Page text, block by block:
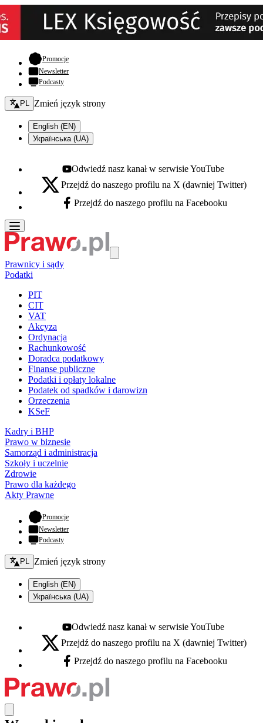
Promocje- otwiera się w nowej karcie
Newsletter
Podcasty
Zmień język - bieżący:
PL Zmień język strony
English (EN)
Українська (UA)
Youtube - otwiera się w nowej karcie
Odwiedź nasz kanał w serwisie YouTube
X - otwiera się w nowej karcie
Przejdź do naszego profilu na X (dawniej Twitter)
Facebook - otwiera się w nowej karcie
Przejdź do naszego profilu na Facebooku
Prawnicy i sądy
Podatki
PIT
CIT
VAT
Akcyza
Ordynacja
Rachunkowość
Doradca podatkowy
Finanse publiczne
Podatki i opłaty lokalne
Podatek od spadków i darowizn
Orzeczenia
KSeF
Kadry i BHP
Prawo w biznesie
Samorząd i administracja
Szkoły i uczelnie
Zdrowie
Prawo dla każdego
Akty Prawne
Promocje- otwiera się w nowej karcie
Newsletter
Podcasty
Zmień język - bieżący:
PL Zmień język strony
English (EN)
Українська (UA)
Youtube - otwiera się w nowej karcie
Odwiedź nasz kanał w serwisie YouTube
X - otwiera się w nowej karcie
Przejdź do naszego profilu na X (dawniej Twitter)
Facebook - otwiera się w nowej karcie
Przejdź do naszego profilu na Facebooku